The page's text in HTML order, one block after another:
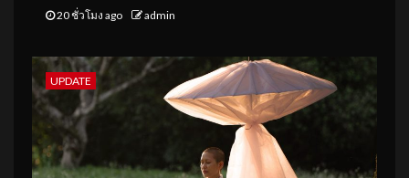
20 ชั่วโมง ago admin
UPDATE